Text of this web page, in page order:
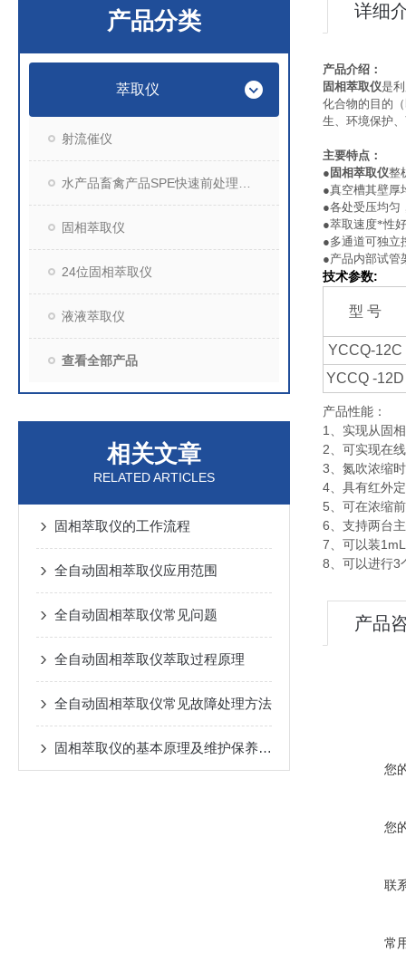
产品分类
萃取仪
射流催仪
固相萃取仪
24位固相萃取仪
液液萃取仪
查看全部产品
相关文章
RELATED ARTICLES
固相萃取仪的工作流程
全自动固相萃取仪应用范围
全自动固相萃取仪常见问题
全自动固相萃取仪萃取过程原理
全自动固相萃取仪常见故障处理方法
固相萃取仪的基本原理及维护保养事项
详细
产品介绍：
固相萃取仪是
化合物的目的
生、环境保护
主要特点：
● 固相萃取仪整
●真空槽其壁厚
●各处受压均匀
●萃取速度*性
●多通道可独立
●产品内部试管
技术参数:
型 号
YCCQ-12C
YCCQ -12D
产品性能：
1、实现从固
2、可实现在
3、氮吹浓缩
4、具有红外
5、可在浓缩
6、支持两台
7、可以装
8、可以进行3
产品
您
您
联
常